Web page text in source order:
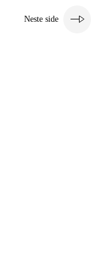
Neste side